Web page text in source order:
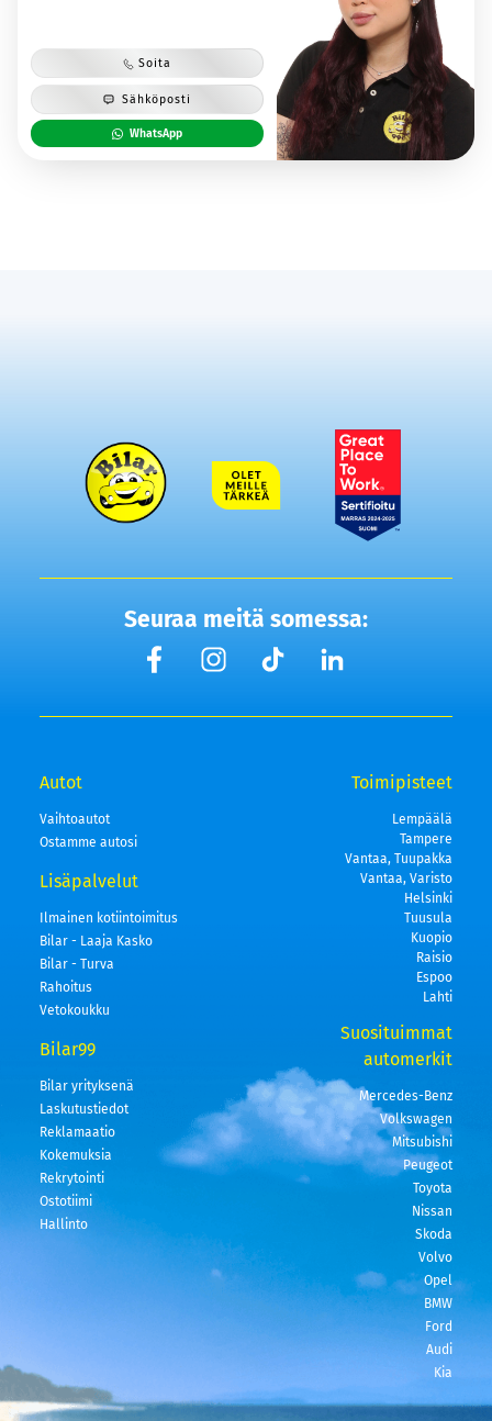
Soita
Sähköposti
WhatsApp
Seuraa meitä somessa:
Autot
Vaihtoautot
Ostamme autosi
Lisäpalvelut
Ilmainen kotiintoimitus
Bilar - Laaja Kasko
Bilar - Turva
Rahoitus
Vetokoukku
Bilar99
Bilar yrityksenä
Laskutustiedot
Reklamaatio
Kokemuksia
Rekrytointi
Ostotiimi
Hallinto
Toimipisteet
Lempäälä
Tampere
Vantaa, Tuupakka
Vantaa, Varisto
Helsinki
Tuusula
Kuopio
Raisio
Espoo
Lahti
Suosituimmat
automerkit
Mercedes-Benz
Volkswagen
Mitsubishi
Peugeot
Toyota
Nissan
Skoda
Volvo
Opel
BMW
Ford
Audi
Kia